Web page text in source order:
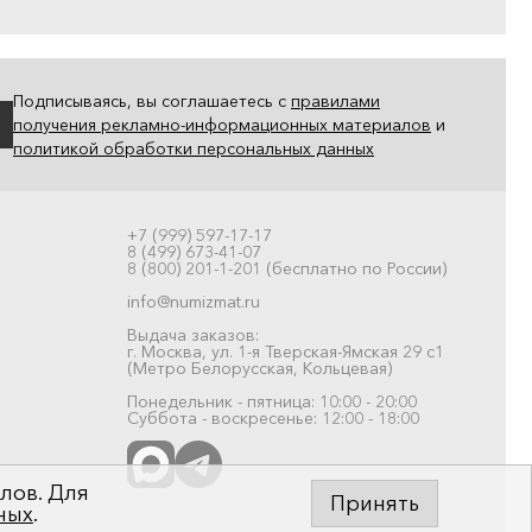
Подписываясь, вы соглашаетесь с правилами
получения рекламно-информационных материалов и
политикой обработки персональных данных
+7 (999) 597-17-17
8 (499) 673-41-07
8 (800) 201-1-201 (бесплатно по России)
info@numizmat.ru
Выдача заказов:
г. Москва, ул. 1-я Тверская-Ямская 29 с1
(Метро Белорусская, Кольцевая)
Понедельник - пятница: 10:00 - 20:00
Суббота - воскресенье: 12:00 - 18:00
Для
. Принять